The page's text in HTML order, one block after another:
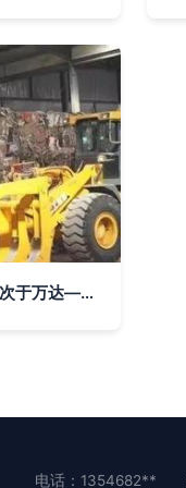
他靠收破烂一年赚353亿！年收入仅次于万达——你与他差了什么？
电话：1354682**